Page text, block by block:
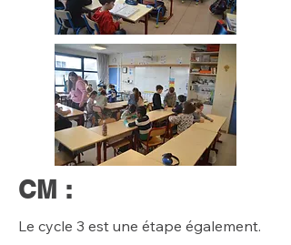
CM :
Le cycle 3 est une étape également.